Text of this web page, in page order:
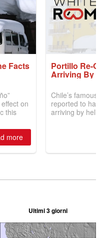
Ultimi 3 giorni